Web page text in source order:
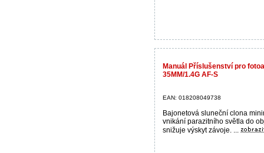
Manuál Příslušenství pro
35MM/1.4G AF-S
EAN: 018208049738
Bajonetová sluneční clona
vnikání parazitního světla do
snižuje výskyt závoje. ...